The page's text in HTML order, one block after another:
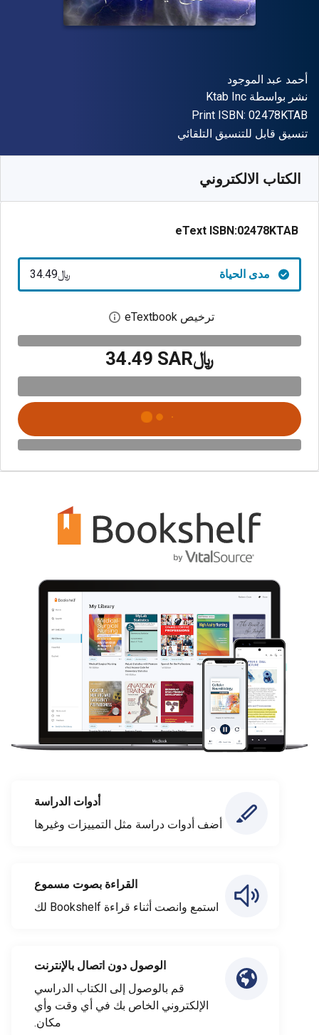
المؤلف (المؤلفون)
أحمد عبد الموجود
الناشر
نشر بواسطة Ktab Inc
Print ISBN: 02478KTAB
شكل
تنسيق قابل للتنسيق التلقائي
الكتاب الالكتروني
eText ISBN:02478KTAB
مدى الحياة ﷼‎34.49
ترخيص eTextbook افتح مربع حوار
﷼‎34.49 SAR
أدوات الدراسة
أضف أدوات دراسة مثل التمييزات وغيرها
القراءة بصوت مسموع
استمع وانصت أثناء قراءة Bookshelf لك
الوصول دون اتصال بالإنترنت
قم بالوصول إلى الكتاب الدراسي
الإلكتروني الخاص بك في أي وقت وأي
مكان.